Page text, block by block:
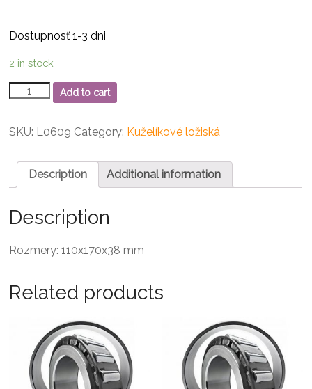
Dostupnosť 1-3 dni
2 in stock
32022
Kuželíkové
quantity
Add to cart
SKU: L0609 Category: Kuželíkové ložiská
Description Additional information
Description
Rozmery: 110x170x38 mm
Related products